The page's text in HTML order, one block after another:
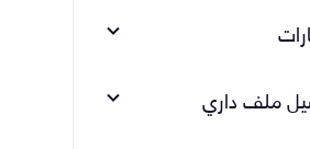
ملف داري